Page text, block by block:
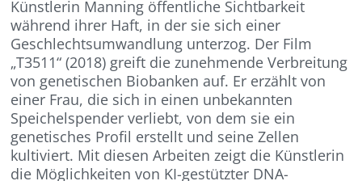
Künstlerin Manning öffentliche Sichtbarkeit
während ihrer Haft, in der sie sich einer
Geschlechtsumwandlung unterzog. Der Film
„T3511“ (2018) greift die zunehmende Verbreitung
von genetischen Biobanken auf. Er erzählt von
einer Frau, die sich in einen unbekannten
Speichelspender verliebt, von dem sie ein
genetisches Profil erstellt und seine Zellen
kultiviert. Mit diesen Arbeiten zeigt die Künstlerin
die Möglichkeiten von KI-gestützter DNA-